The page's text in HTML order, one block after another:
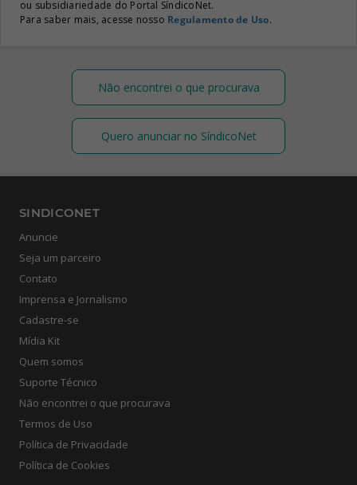
ou subsidiariedade do Portal SíndicoNet.
Para saber mais, acesse nosso Regulamento de Uso.
Não encontrei o que procurava
Quero anunciar no SíndicoNet
SINDICONET
Anuncie
Seja um parceiro
Contato
Imprensa e Jornalismo
Cadastre-se
Mídia Kit
Quem somos
Suporte Técnico
Não encontrei o que procurava
Termos de Uso
Política de Privacidade
Política de Cookies